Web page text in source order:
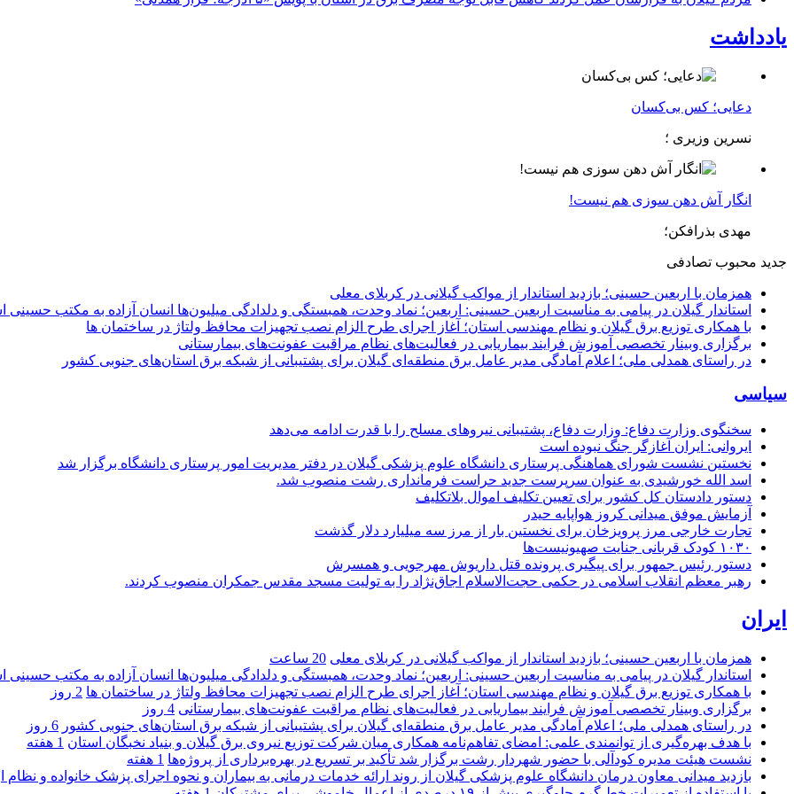
یادداشت
دعایی؛ کس بی‌کسان
نسرین وزیری ؛
انگار آش دهن سوزی هم نیست!
مهدی بذرافکن؛
جدید محبوب تصادفی
همزمان با اربعین حسینی؛ بازدید استاندار از مواکب گیلانی در کربلای معلی
استاندار گیلان در پیامی به مناسبت اربعین حسینی: اربعین؛ نماد وحدت، همبستگی و دلدادگی میلیون‌ها انسان آزاده به مکتب
با همکاری توزیع برق گیلان و نظام مهندسی استان؛ آغاز اجرای طرح الزام نصب تجهیزات محافظ ولتاژ در ساختمان ها
برگزاری وبینار تخصصی آموزش فرایند بیماریابی در فعالیت‌های نظام مراقبت عفونت‌های بیمارستانی
در راستای همدلی ملی؛ اعلام آمادگی مدیر عامل برق منطقه‌ای گیلان برای پشتیبانی از شبكه برق استان‌های جنوبی كشور
سیاسی
سخنگوی وزارت دفاع: وزارت دفاع، پشتیبانی نیرو‌های مسلح را با قدرت ادامه می‌دهد
ایروانی: ایران آغازگر جنگ نبوده است
نخستین نشست شورای هماهنگی پرستاری دانشگاه علوم پزشکی گیلان در دفتر مدیریت امور پرستاری دانشگاه برگزار شد
اسد الله خورشیدی به عنوان سرپرست جدید حراست فرمانداری رشت منصوب شد.
دستور دادستان کل کشور برای تعیین تکلیف اموال بلاتکلیف
آزمایش موفق میدانی کروز هواپایه حیدر
تجارت خارجی مرز پرویزخان برای نخستین بار از مرز سه میلیارد دلار گذشت
۱۰۳۰ کودک قربانی جنایت صهیونیست‌ها
دستور رئیس جمهور برای پیگیری پرونده قتل داریوش مهرجویی و همسرش
رهبر معظم انقلاب اسلامی در حکمی حجت‌الاسلام اجاق‌نژاد را به تولیت مسجد مقدس جمکران منصوب کردند.
ایران
همزمان با اربعین حسینی؛ بازدید استاندار از مواکب گیلانی در کربلای معلی 20 ساعت
استاندار گیلان در پیامی به مناسبت اربعین حسینی: اربعین؛ نماد وحدت، همبستگی و دلدادگی میلیون‌ها انسان آزاده به مکتب
با همکاری توزیع برق گیلان و نظام مهندسی استان؛ آغاز اجرای طرح الزام نصب تجهیزات محافظ ولتاژ در ساختمان ها 2 روز
برگزاری وبینار تخصصی آموزش فرایند بیماریابی در فعالیت‌های نظام مراقبت عفونت‌های بیمارستانی 4 روز
در راستای همدلی ملی؛ اعلام آمادگی مدیر عامل برق منطقه‌ای گیلان برای پشتیبانی از شبكه برق استان‌های جنوبی كشور 6 روز
با هدف بهره‌گیری از توانمندی علمی: امضای تفاهم‌نامه همكاری میان شركت توزیع نیروی برق گیلان و بنیاد نخبگان استان 1 هفته
نشست هیئت مدیره کودآلی با حضور شهردار رشت برگزار شد تأکید بر تسریع در بهره‌برداری از پروژه‌ها 1 هفته
بازدید میدانی معاون درمان دانشگاه علوم پزشکی گیلان از روند ارائه خدمات درمانی به بیماران و نحوه اجرای پزشک خانواده و